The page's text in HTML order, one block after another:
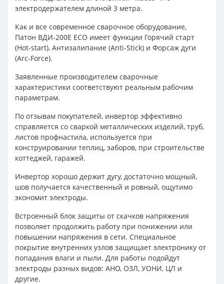
электродержателем длиной 3 метра.
Как и все современное сварочное оборудование,
Патон ВДИ-200E ECO имеет функции Горячий старт
(Hot-start), Антизалипание (Anti-Stick) и Форсаж дуги
(Arc-Force).
Заявленные производителем сварочные
характеристики соответствуют реальным рабочим
параметрам.
По отзывам покупателей, инвертор эффективно
справляется со сваркой металлических изделий, труб,
листов профнастила, используется при
конструировании теплиц, заборов, при строительстве
коттеджей, гаражей.
Инвертор хорошо держит дугу, достаточно мощный,
шов получается качественный и ровный, ощутимо
экономит электроды.
Встроенный блок защиты от скачков напряжения
позволяет продолжить работу при понижении или
повышении напряжения в сети. Специальное
покрытие внутренних узлов защищает электронику от
попадания влаги и пыли. Для работы подойдут
электроды разных видов: АНО, ОЗЛ, УОНИ, ЦЛ и
другие.